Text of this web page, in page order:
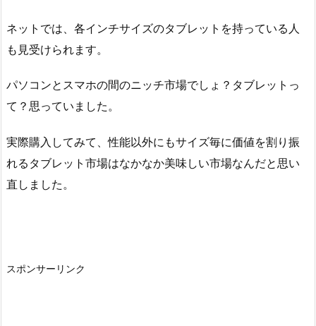
ネットでは、各インチサイズのタブレットを持っている人
も見受けられます。
パソコンとスマホの間のニッチ市場でしょ？タブレットっ
て？思っていました。
実際購入してみて、性能以外にもサイズ毎に価値を割り振
れるタブレット市場はなかなか美味しい市場なんだと思い
直しました。
スポンサーリンク